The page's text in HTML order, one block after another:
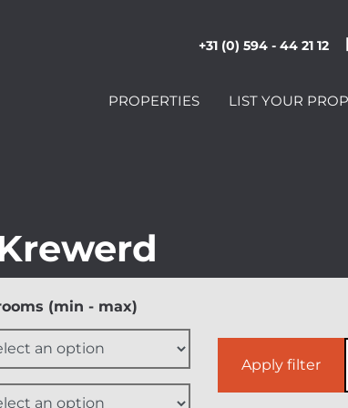
+31 (0) 594 - 44 21 12 |
PROPERTIES LIST YOUR
(min - max)
Apply filter